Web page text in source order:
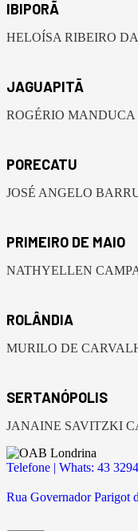
IBIPORÃ
HELOÍSA RIBEIRO
JAGUAPITÃ
ROGÉRIO MANDUCA
PORECATU
JOSÉ ANGELO
PRIMEIRO DE MAIO
NATHYELLEN
ROLÂNDIA
MURILO DE
SERTANÓPOLIS
JANAINE SAVITZKI
Telefone | Whats: 43
Rua Governador Parigot